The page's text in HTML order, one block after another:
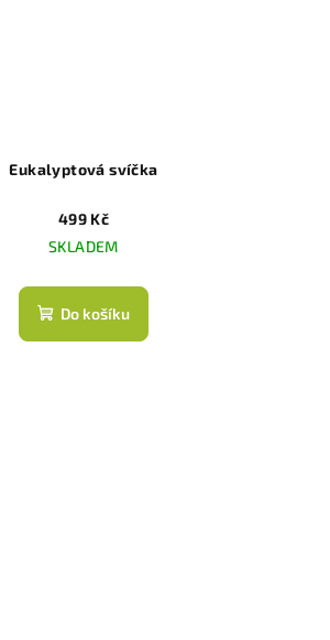
Eukalyptová svíčka
499 Kč
SKLADEM
Do košíku